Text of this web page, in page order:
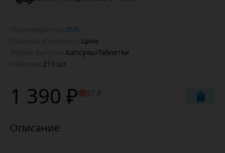
2SN
Цинк
Капсулы/Таблетки
213 шт
1 390 ₽ 27.8